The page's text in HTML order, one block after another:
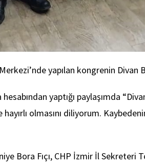
yapılan kongrenin Divan
yaptığı paylaşımda
olmasını diliyorum.
Bora Fıçı, CHP İzmir İl